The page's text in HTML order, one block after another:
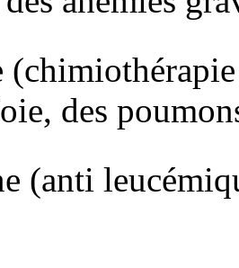
des
(anti